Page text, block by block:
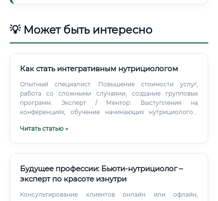
💡 Может быть интересно
Как стать интегративным нутрициологом
Опытный специалист: Повышение стоимости услуг,
работа со сложными случаями, создание групповых
программ. Эксперт / Ментор: Выступления на
конференциях, обучение начинающих нутрициологов,
или открытие велнес-центра. График работы напрямую
Читать статью →
Будущее профессии: Бьюти-нутрициолог –
эксперт по красоте изнутри
Консультирование клиентов онлайн или офлайн,